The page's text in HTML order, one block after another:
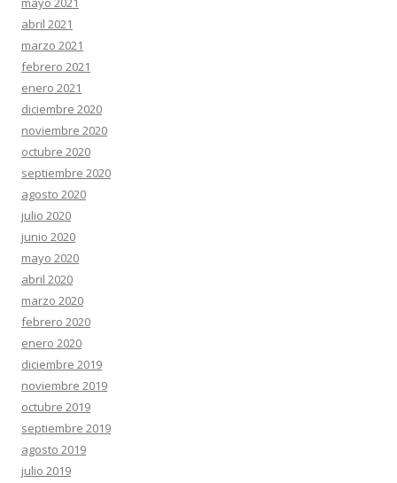
abril 2021
marzo 2021
febrero 2021
enero 2021
diciembre 2020
noviembre 2020
octubre 2020
septiembre 2020
agosto 2020
julio 2020
junio 2020
mayo 2020
abril 2020
marzo 2020
febrero 2020
enero 2020
diciembre 2019
noviembre 2019
octubre 2019
septiembre 2019
agosto 2019
julio 2019